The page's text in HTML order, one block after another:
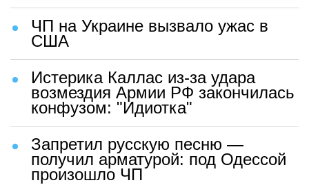
ЧП на Украине вызвало ужас в
США
Истерика Каллас из-за удара
возмездия Армии РФ закончилась
конфузом: "Идиотка"
Запретил русскую песню —
получил арматурой: под Одессой
произошло ЧП